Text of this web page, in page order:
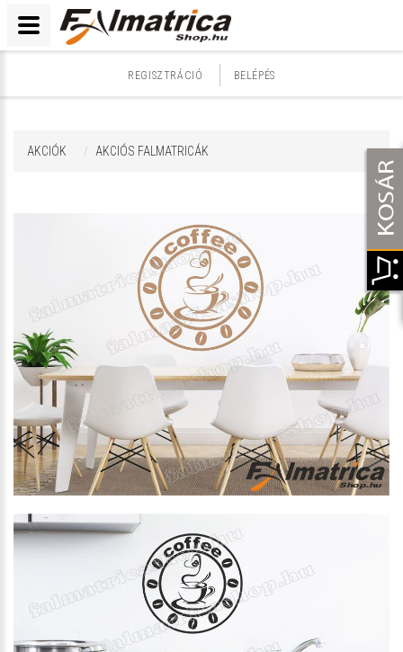
REGISZTRÁCIÓ BELÉPÉS
AKCIÓK AKCIÓS FALMATRICÁK